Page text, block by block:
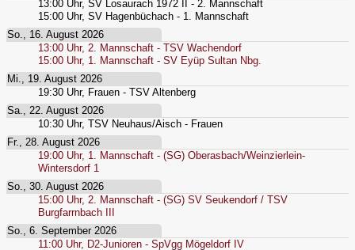
13:00 Uhr, SV Losaurach 1972 II - 2. Mannschaft
15:00 Uhr, SV Hagenbüchach - 1. Mannschaft
So., 16. August 2026
13:00 Uhr, 2. Mannschaft - TSV Wachendorf
15:00 Uhr, 1. Mannschaft - SV Eyüp Sultan Nbg.
Mi., 19. August 2026
19:30 Uhr, Frauen - TSV Altenberg
Sa., 22. August 2026
10:30 Uhr, TSV Neuhaus/Aisch - Frauen
Fr., 28. August 2026
19:00 Uhr, 1. Mannschaft - (SG) Oberasbach/Weinzierlein-
Wintersdorf 1
So., 30. August 2026
15:00 Uhr, 2. Mannschaft - (SG) SV Seukendorf / TSV
Burgfarrnbach III
So., 6. September 2026
11:00 Uhr, D2-Junioren - SpVgg Mögeldorf IV